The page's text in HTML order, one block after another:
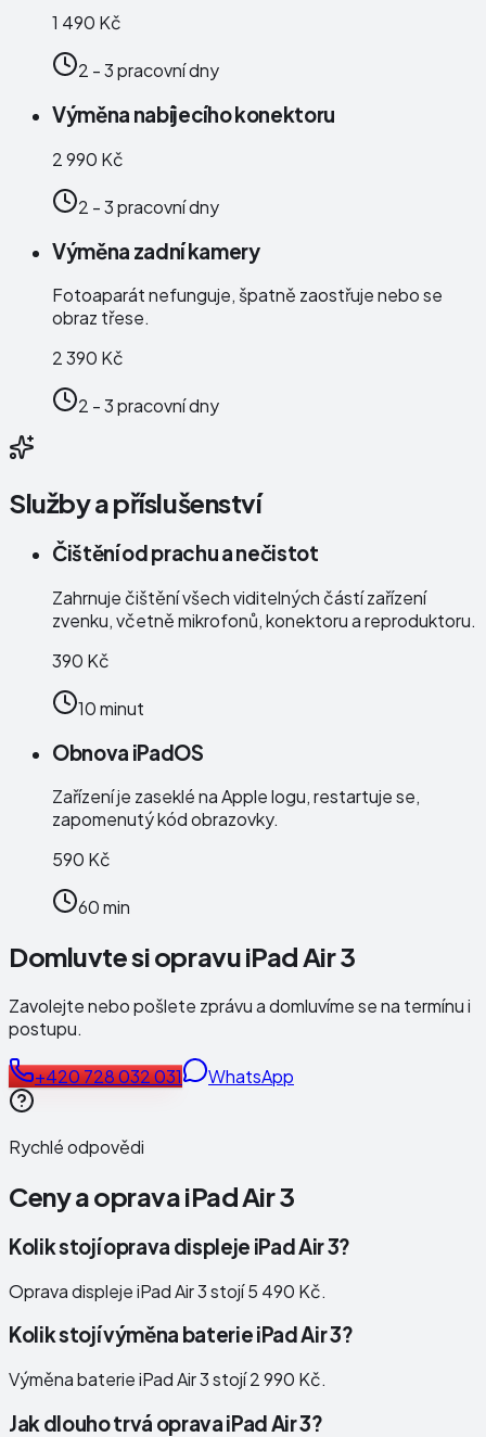
1 490 Kč
2 - 3 pracovní dny
Výměna nabíjecího konektoru
2 990 Kč
2 - 3 pracovní dny
Výměna zadní kamery
Fotoaparát nefunguje, špatně zaostřuje nebo se
obraz třese.
2 390 Kč
2 - 3 pracovní dny
Služby a příslušenství
Čištění od prachu a nečistot
Zahrnuje čištění všech viditelných částí zařízení
zvenku, včetně mikrofonů, konektoru a reproduktoru.
390 Kč
10 minut
Obnova iPadOS
Zařízení je zaseklé na Apple logu, restartuje se,
zapomenutý kód obrazovky.
590 Kč
60 min
Domluvte si opravu iPad Air 3
Zavolejte nebo pošlete zprávu a domluvíme se na termínu i
postupu.
+420 728 032 031 WhatsApp
Rychlé odpovědi
Ceny a opravaiPad Air 3
Kolik stojí oprava displeje iPad Air 3?
Oprava displeje iPad Air 3 stojí 5 490 Kč.
Kolik stojí výměna baterie iPad Air 3?
Výměna baterie iPad Air 3 stojí 2 990 Kč.
Jak dlouho trvá oprava iPad Air 3?